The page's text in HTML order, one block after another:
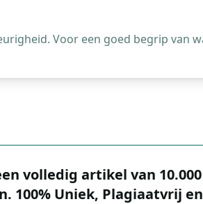
Voor een goed begrip van
volledig artikel van 10.000
100% Uniek, Plagiaatvrij en